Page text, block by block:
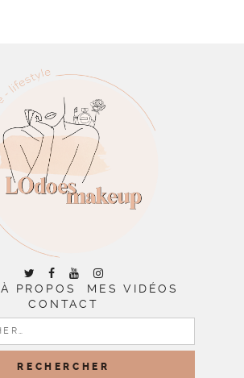
À PROPOS
MES VIDÉOS
CONTACT
RECHERCHER :